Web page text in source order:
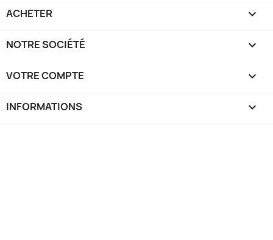
ACHETER 
NOTRE SOCIÉTÉ 
VOTRE COMPTE 
INFORMATIONS keyboard_arrow_down